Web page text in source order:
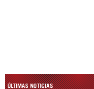
ÚLTIMAS NOTICIAS